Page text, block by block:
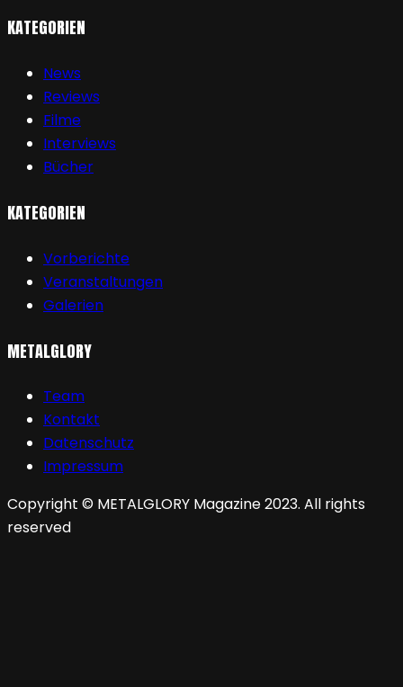
KATEGORIEN
News
Reviews
Filme
Interviews
Bücher
KATEGORIEN
Vorberichte
Veranstaltungen
Galerien
METALGLORY
Team
Kontakt
Datenschutz
Impressum
Copyright © METALGLORY Magazine 2023. All rights
reserved